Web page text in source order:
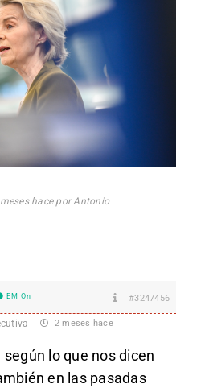
hace por Antonio
EM On #3247456
2 meses hace
lo que nos dicen
en las pasadas